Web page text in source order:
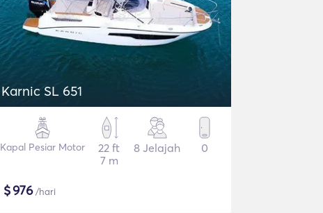
Karnic SL 651
Kapal Pesiar Motor
22 ft
7 m
8 Jelajah 0
$976/hari